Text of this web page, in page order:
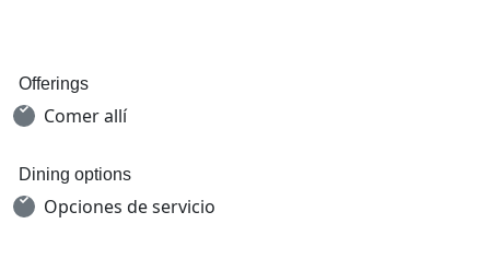
Offerings
Comer allí
Dining options
Opciones de servicio